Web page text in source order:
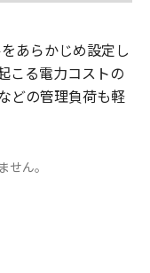
あらかじめ設定し
こる電力コストの
どの管理負荷も軽
ん。